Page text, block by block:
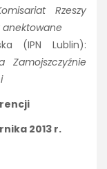
Rzeszy
anektowane
(IPN Lublin):
2013 r.